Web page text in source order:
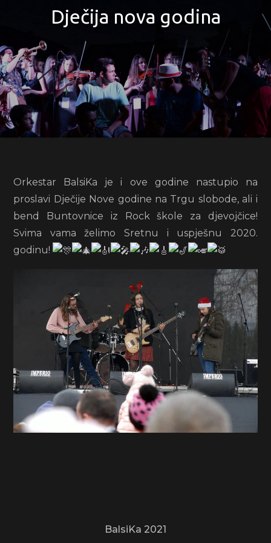
Dječija nova godina
Orkestar BalsiKa je i ove godine nastupio na
proslavi Dječije Nove godine na Trgu slobode, ali i
bend Buntovnice iz Rock škole za djevojčice!
Svima vama želimo Sretnu i uspješnu 2020.
godinu!
BalsiKa 2021